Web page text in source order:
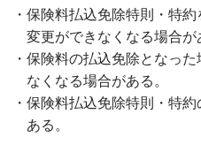
・保険料払込免除特則・特
変更ができなくなる場合が
・保険料の払込免除となっ
なくなる場合がある。
・保険料払込免除特則・特
ある。